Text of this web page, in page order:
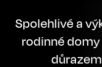
Spolehlivé a
rodinné